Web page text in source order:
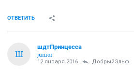
ОТВЕТИТЬ
Ш
шдтПринцесса
junior
12 января 2016 ДобрыйЭльф